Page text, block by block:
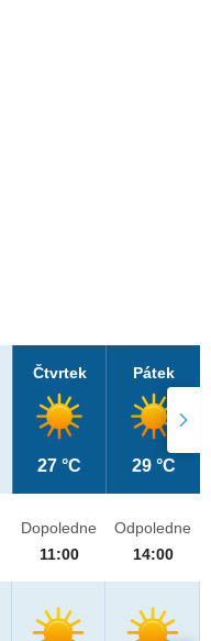
Čtvrtek
27 °C
Pátek
29 °C
Dopoledne
11:00
Odpoledne
14:00